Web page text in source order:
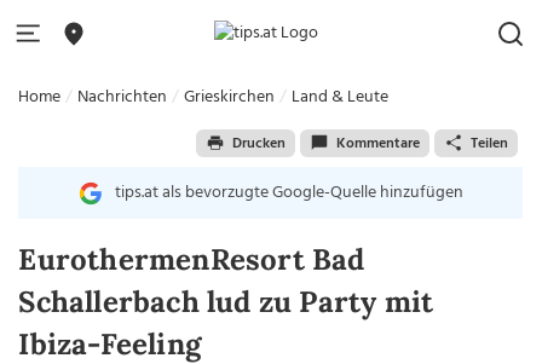
Home Nachrichten Grieskirchen Land & Leute
Drucken Kommentare Teilen
tips.at als bevorzugte Google-Quelle hinzufügen
EurothermenResort Bad
Schallerbach lud zu Party mit
Ibiza-Feeling